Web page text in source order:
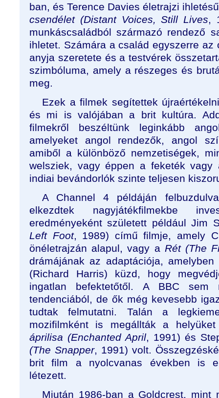
ban, és Terence Davies életrajzi
csendélet (Distant Voices, Still Lives,
munkáscsaládból származó rendező
ihletet. Számára a család egyszerre az
anyja szeretete és a testvérek
szimbóluma, amely a részeges és
meg.
Ezek a filmek segítettek
és mi is valójában a brit kultúra.
filmekről beszéltünk leginkább
amelyeket angol rendezők, angol
amiből a különböző nemzetiségek,
welsziek, vagy éppen a feketék vagy
indiai bevándorlók szinte teljesen
A Channel 4 példáján
elkezdtek nagyjátékfilmekbe
eredményeként született például Jim
Left Foot, 1989) című filmje, amely
önéletrajzán alapul, vagy a Rét (The
drámájának az adaptációja,
(Richard Harris) küzd, hogy
ingatlan befektetőtől. A BBC
tendenciából, de ők még kevesebb
tudtak felmutatni. Talán a
mozifilmként is megállták a
áprilisa (Enchanted April, 1991) és
(The Snapper, 1991) volt.
brit film a nyolcvanas években is
létezett.
Miután 1986-ban a Goldcrest, mint